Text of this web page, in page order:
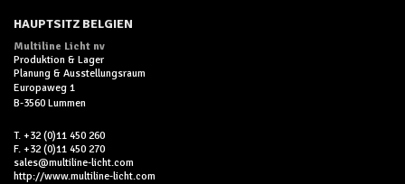
HAUPTSITZ BELGIEN
Multiline Licht nv
Produktion & Lager
Planung & Ausstellungsraum
Europaweg 1
B-3560 Lummen
T. +32 (0)11 450 260
F. +32 (0)11 450 270
sales@multiline-licht.com
http://www.multiline-licht.com